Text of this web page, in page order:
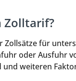
Zolltarif?
Zollsätze für
oder Ausfuhr
weiteren